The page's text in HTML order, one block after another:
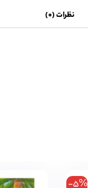
نظرات (0)
-5%